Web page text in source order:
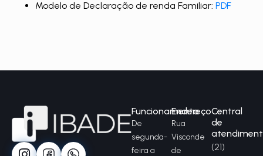
Modelo de Declaração de renda Familiar: PDF
Funcionamento
De
segunda-
feira a
Endereço
Rua
Visconde
de
Central
de
(21)